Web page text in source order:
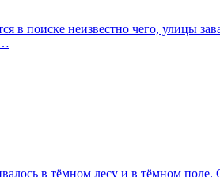
в поиске неизвестно чего, улицы
в тёмном лесу и в тёмном